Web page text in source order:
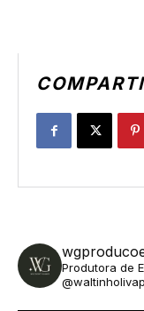
Produtora de